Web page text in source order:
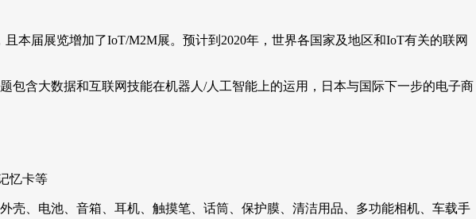
且本届展览增加了IoT/M2M展。预计到2020年，世界各国家及地区和IoT有关的联网
包含大数据和互联网技能在机器人/人工智能上的运用，日本与国际下一步的电子商
忆卡等
、电池、音箱、耳机、触摸笔、话筒、保护膜、清洁用品、多功能相机、车载手